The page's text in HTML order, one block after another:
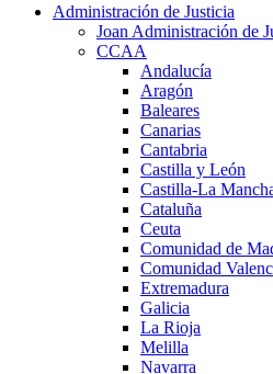
Administración de Justicia
Joan Administración de
CCAA
Andalucía
Aragón
Baleares
Canarias
Cantabria
Castilla y León
Castilla-La
Cataluña
Ceuta
Comunidad de
Comunidad
Extremadura
Galicia
La Rioja
Melilla
Navarra